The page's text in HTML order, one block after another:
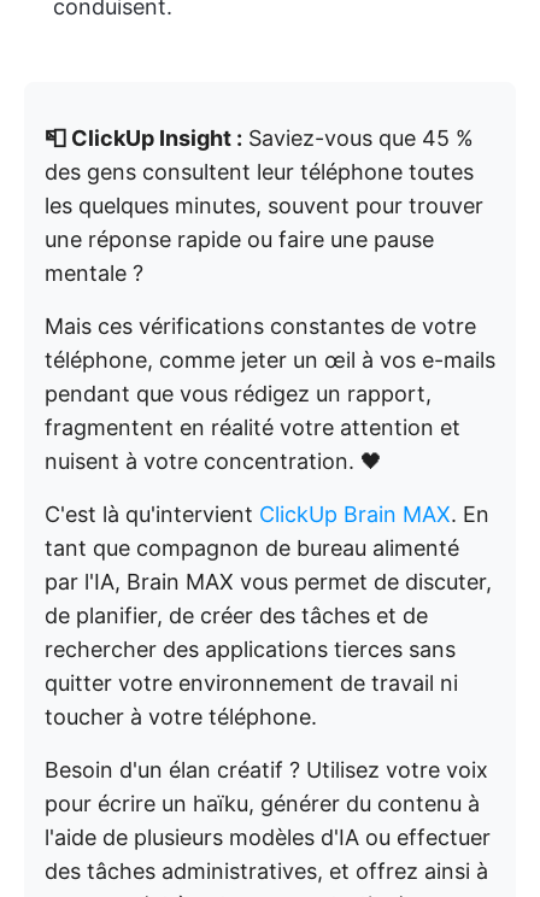
conduisent.
📮 ClickUp Insight : Saviez-vous que 45 %
des gens consultent leur téléphone toutes
les quelques minutes, souvent pour trouver
une réponse rapide ou faire une pause
mentale ?
Mais ces vérifications constantes de votre
téléphone, comme jeter un œil à vos e-mails
pendant que vous rédigez un rapport,
fragmentent en réalité votre attention et
nuisent à votre concentration. 🖤
C'est là qu'intervient ClickUp Brain MAX. En
tant que compagnon de bureau alimenté
par l'IA, Brain MAX vous permet de discuter,
de planifier, de créer des tâches et de
rechercher des applications tierces sans
quitter votre environnement de travail ni
toucher à votre téléphone.
Besoin d'un élan créatif ? Utilisez votre voix
pour écrire un haïku, générer du contenu à
l'aide de plusieurs modèles d'IA ou effectuer
des tâches administratives, et offrez ainsi à